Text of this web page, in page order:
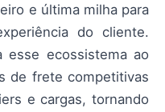
e última milha para
do cliente.
esse ecossistema ao
de frete competitivas
e cargas, tornando